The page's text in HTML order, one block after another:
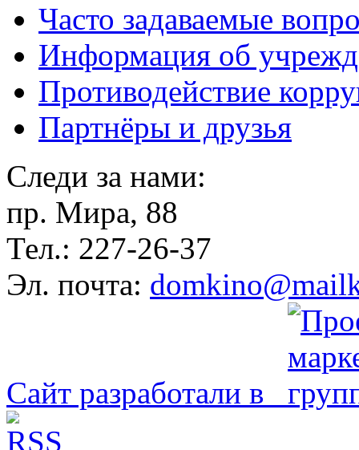
Часто задаваемые
Информация об
Противодействие
Партнёры и друзья
Следи за нами:
пр. Мира, 88
Тел.: 227-26-37
Эл. почта:
Сайт разработали в